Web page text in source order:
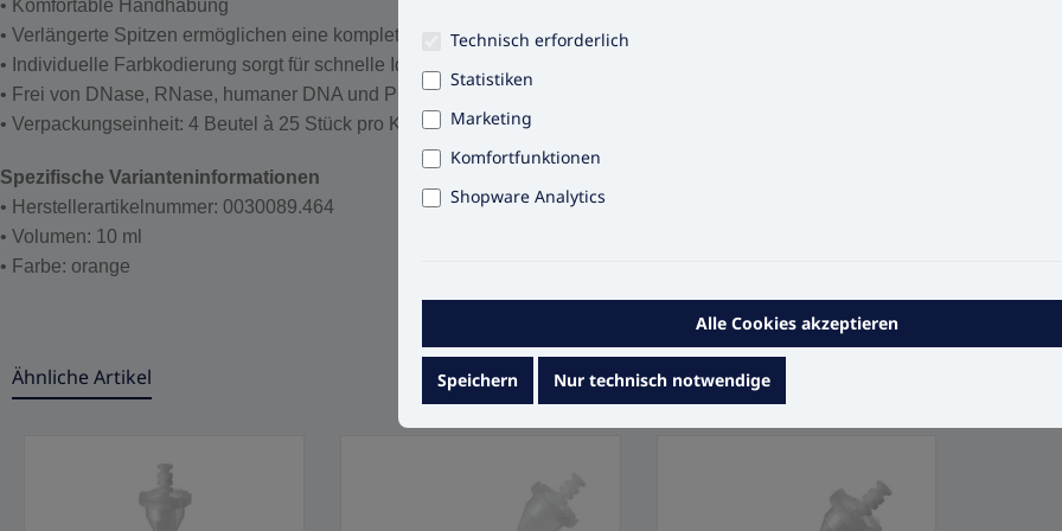
• Komfortable Handhabung
• Verlängerte Spitzen ermöglichen eine komplette Entleerung der gängigsten Laborgefäße
• Individuelle Farbkodierung sorgt für schnelle Identifizierung der gewünschten Combitips
• Frei von DNase, RNase, humaner DNA und PCR-Inhibitoren
• Verpackungseinheit: 4 Beutel à 25 Stück pro Karton
Spezifische Varianteninformationen
• Herstellerartikelnummer: 0030089.464
• Volumen: 10 ml
• Farbe: orange
Ähnliche Artikel
Technisch erforderlich
Statistiken
Marketing
Komfortfunktionen
Shopware Analytics
Alle Cookies akzeptieren
Speichern Nur technisch notwendige